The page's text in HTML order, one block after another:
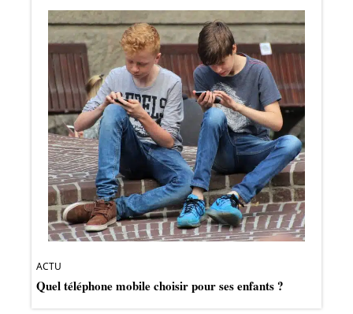
ACTU
Quel téléphone mobile choisir pour ses enfants ?